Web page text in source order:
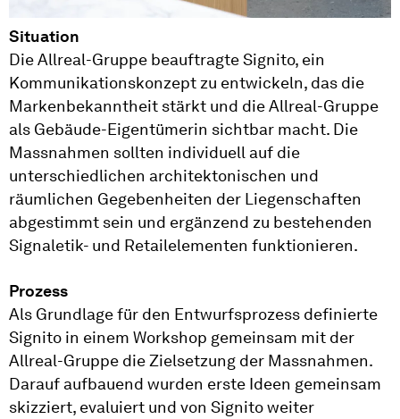
Situation
Die Allreal-Gruppe beauftragte Signito, ein
Kommunikationskonzept zu entwickeln, das die
Marken­bekanntheit stärkt und die Allreal-Gruppe
als Gebäude-Eigentümerin sichtbar macht. Die
Massnahmen sollten individuell auf die
unterschied­lichen architektonischen und
räumlichen Gegebenheiten der Liegenschaften
abgestimmt sein und ergänzend zu bestehenden
Signaletik- und Retail­elementen funktionieren.
Prozess
Als Grundlage für den Entwurfsprozess definierte
Signito in einem Workshop gemeinsam mit der
Allreal-Gruppe die Zielsetzung der Massnahmen.
Darauf aufbauend wurden erste Ideen gemeinsam
skizziert, evaluiert und von Signito weiter